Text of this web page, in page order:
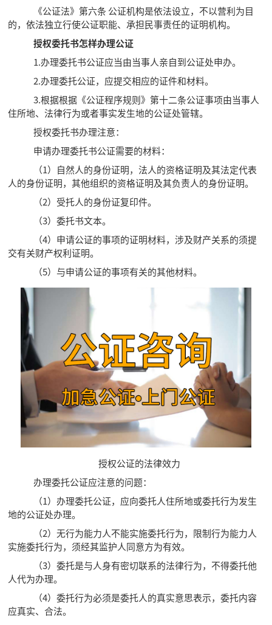
《公证法》第六条 公证机构是依法设立，不以营利为目
的，依法独立行使公证职能、承担民事责任的证明机构。
授权委托书怎样办理公证
1.办理委托书公证应当由当事人亲自到公证处申办。
2.办理委托公证，应提交相应的证件和材料。
3.根据根据《公证程序规则》第十二条公证事项由当事人
住所地、法律行为或者事实发生地的公证处管辖。
授权委托书办理注意：
申请办理委托书公证需要的材料：
（1）自然人的身份证明，法人的资格证明及其法定代表
人的身份证明，其他组织的资格证明及其负责人的身份证明。
（2）受托人的身份证复印件。
（3）委托书文本。
（4）申请公证的事项的证明材料，涉及财产关系的须提
交有关财产权利证明。
（5）与申请公证的事项有关的其他材料。
授权公证的法律效力
办理委托公证应注意的问题：
（1）办理委托公证，应向委托人住所地或委托行为发生
地的公证处办理。
（2）无行为能力人不能实施委托行为，限制行为能力人
实施委托行为，须经其监护人同意方为有效。
（3）委托是与人身有密切联系的法律行为，不得委托他
人代为办理。
（4）委托行为必须是委托人的真实意思表示，委托内容
应真实、合法。